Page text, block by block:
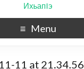
ИхьапIэ
Menu
11 at 21.34.56